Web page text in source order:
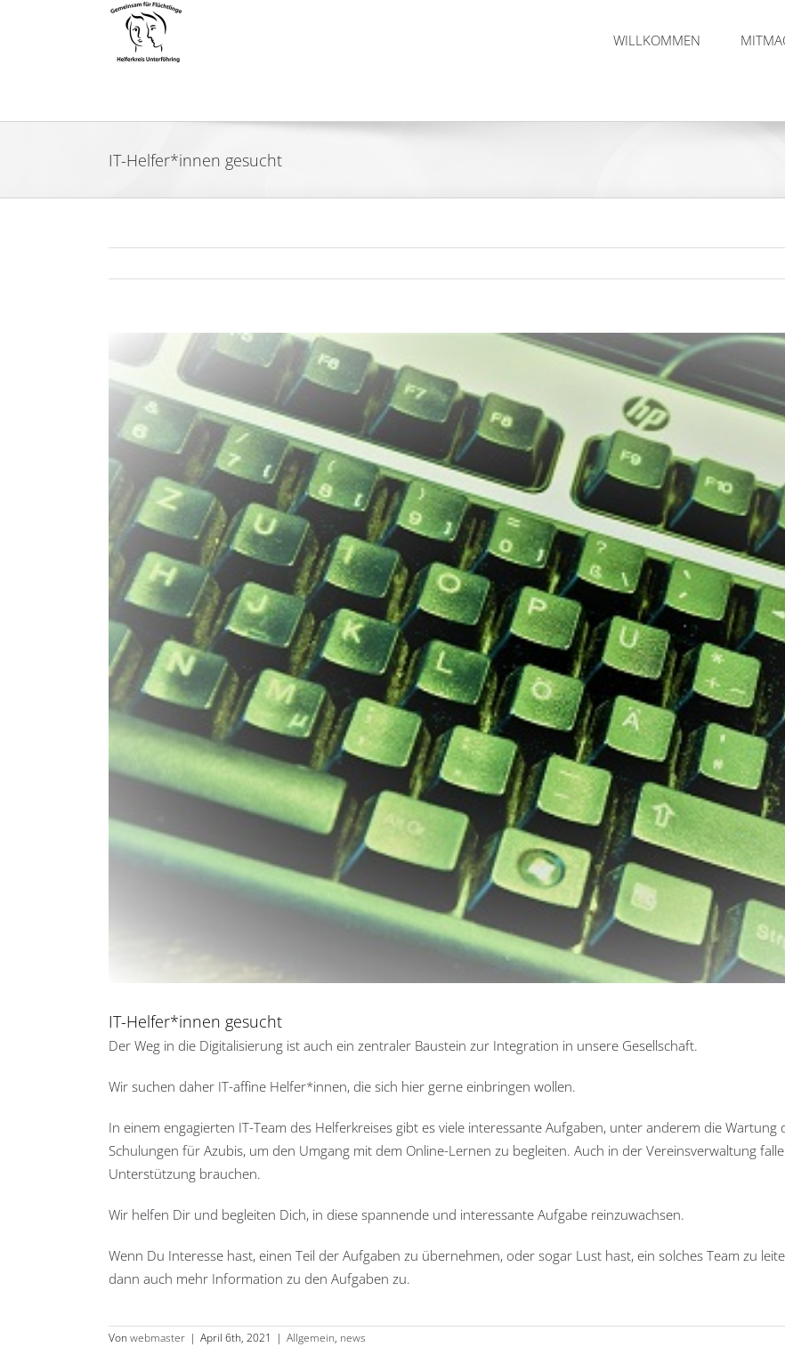
WILLKOMMEN
IT-Helfer*innen gesucht
Zeige
grösseres
Bild
IT-Helfer*innen gesucht
Der Weg in die Digitalisierung ist auch ein zentraler Baustein zur Integration in unsere Gesellschaft.
Wir suchen daher IT-affine Helfer*innen, die sich hier gerne einbringen wollen.
In einem engagierten IT-Team des Helferkreises gibt es viele interessante Aufgaben, unter anderem die
Schulungen für Azubis, um den Umgang mit dem Online-Lernen zu begleiten. Auch in der Vereinsverwaltung
Unterstützung brauchen.
Wir helfen Dir und begleiten Dich, in diese spannende und interessante Aufgabe reinzuwachsen.
Wenn Du Interesse hast, einen Teil der Aufgaben zu übernehmen, oder sogar Lust hast, ein solches Team zu
dann auch mehr Information zu den Aufgaben zu.
Von webmaster | April 6th, 2021 | Allgemein, news